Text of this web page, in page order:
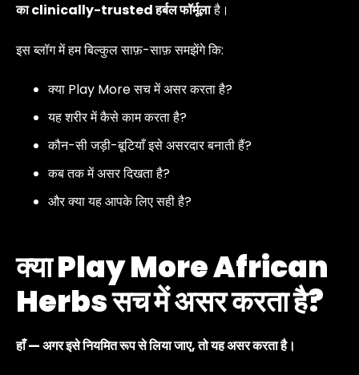
का clinically-trusted हर्बल फॉर्मूलाहै।
इस ब्लॉग में हम बिल्कुल साफ़-साफ़ समझेंगे कि:
क्या Play More सच में असर करता है?
यह शरीर में कैसे काम करता है?
कौन-सी जड़ी-बूटियाँ इसे असरदार बनाती हैं?
कब तक में असर दिखता है?
और क्या यह आपके लिए सही है?
क्या Play More African
Herbs सच में असर करता है?
हाँ — अगर इसे नियमित रूप से लिया जाए, तो यह असर करता है।